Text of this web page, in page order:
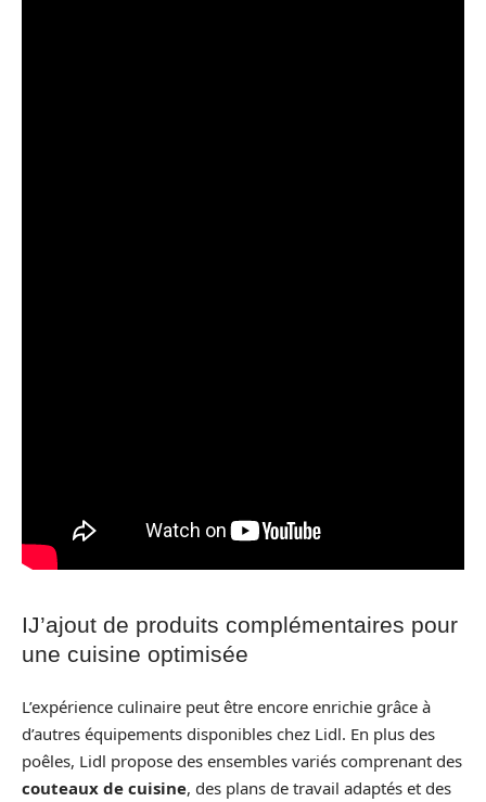
IJ’ajout de produits complémentaires pour
une cuisine optimisée
L’expérience culinaire peut être encore enrichie grâce à
d’autres équipements disponibles chez Lidl. En plus des
poêles, Lidl propose des ensembles variés comprenant des
couteaux de cuisine, des plans de travail adaptés et des